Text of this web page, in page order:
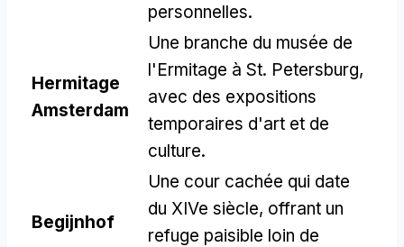
personnelles.
Hermitage
Amsterdam
Une branche du musée de
l'Ermitage à St. Petersburg,
avec des expositions
temporaires d'art et de
culture.
Begijnhof
Une cour cachée qui date
du XIVe siècle, offrant un
refuge paisible loin de